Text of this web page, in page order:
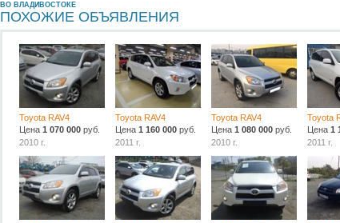
ВО ВЛАДИВОСТОКЕ
ПОХОЖИЕ ОБЪЯВЛЕНИЯ
Toyota RAV4
Цена1 070 000 руб.
2010 г.
Toyota RAV4
Цена1 160 000 руб.
2011 г.
Toyota RAV4
Цена 1 080 000руб.
2010 г.
Toyota
Цена 1
2011 г.